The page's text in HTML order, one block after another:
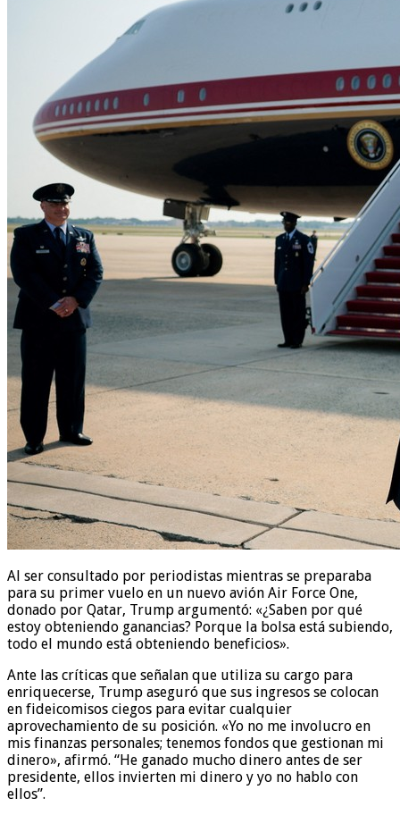
Al ser consultado por periodistas mientras se preparaba
para su primer vuelo en un nuevo avión Air Force One,
donado por Qatar, Trump argumentó: «¿Saben por qué
estoy obteniendo ganancias? Porque la bolsa está subiendo,
todo el mundo está obteniendo beneficios».
Ante las críticas que señalan que utiliza su cargo para
enriquecerse, Trump aseguró que sus ingresos se colocan
en fideicomisos ciegos para evitar cualquier
aprovechamiento de su posición. «Yo no me involucro en
mis finanzas personales; tenemos fondos que gestionan mi
dinero», afirmó. “He ganado mucho dinero antes de ser
presidente, ellos invierten mi dinero y yo no hablo con
ellos”.